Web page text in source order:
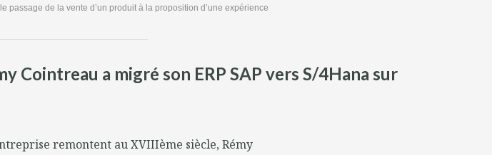
passage de la vente d’un produit à la proposition d’une expérience
Cointreau a migré son ERP SAP vers S/4Hana sur
remontent au XVIIIème siècle, Rémy